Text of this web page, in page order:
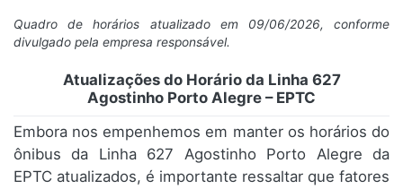
Quadro de horários atualizado em 09/06/2026, conforme
divulgado pela empresa responsável.
Atualizações do Horário da Linha 627
Agostinho Porto Alegre – EPTC
Embora nos empenhemos em manter os horários do
ônibus da Linha 627 Agostinho Porto Alegre da
EPTC atualizados, é importante ressaltar que fatores